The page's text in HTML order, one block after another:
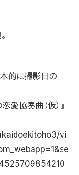
的に撮影日の
愛協奏曲（仮）』
vi